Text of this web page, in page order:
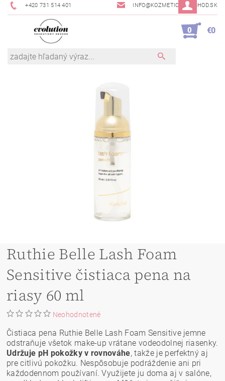
+420 731 514 401 INFO@KOZMETICKYOBCHOD.SK
0 €0
Ruthie Belle Lash Foam
Sensitive čistiaca pena na
riasy 60 ml
Neohodnotené
Čistiaca pena Ruthie Belle Lash Foam Sensitive jemne
odstraňuje všetok make-up vrátane vodeodolnej riasenky.
Udržuje pH pokožky v rovnováhe, takže je perfektný aj
pre citlivú pokožku. Nespôsobuje podráždenie ani pri
každodennom používaní. Využijete ju doma aj v salóne,